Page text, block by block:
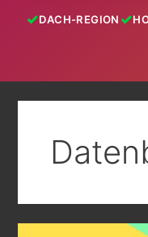
DACH-REGION